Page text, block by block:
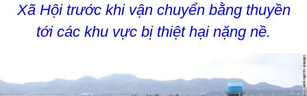
Xã Hội trước khi vận chuyển bằng thuyền
tới các khu vực bị thiệt hại nặng nề.